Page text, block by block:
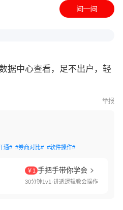
据中心查看，足不出户，轻
举报
通# #券商对比# #软件操作#
￥1 手把手带你学会
30分钟1v1·讲透逻辑教会操作